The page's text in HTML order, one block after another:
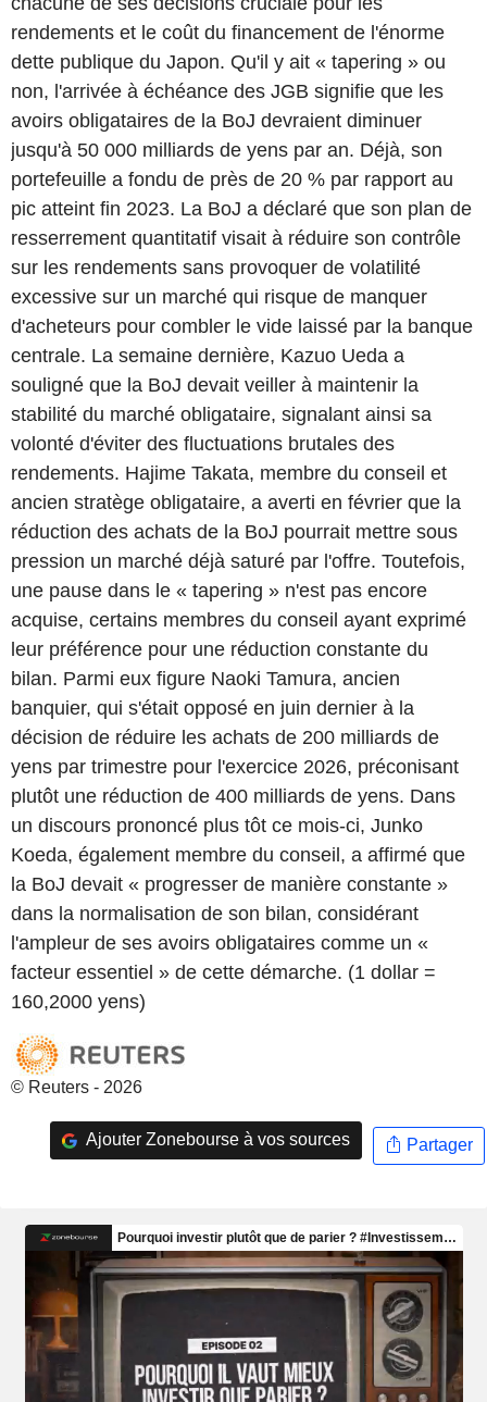
rendements et le coût du financement de l'énorme
dette publique du Japon. Qu'il y ait « tapering » ou
non, l'arrivée à échéance des JGB signifie que les
avoirs obligataires de la BoJ devraient diminuer
jusqu'à 50 000 milliards de yens par an. Déjà, son
portefeuille a fondu de près de 20 % par rapport au
pic atteint fin 2023. La BoJ a déclaré que son plan de
resserrement quantitatif visait à réduire son contrôle
sur les rendements sans provoquer de volatilité
excessive sur un marché qui risque de manquer
d'acheteurs pour combler le vide laissé par la banque
centrale. La semaine dernière, Kazuo Ueda a
souligné que la BoJ devait veiller à maintenir la
stabilité du marché obligataire, signalant ainsi sa
volonté d'éviter des fluctuations brutales des
rendements. Hajime Takata, membre du conseil et
ancien stratège obligataire, a averti en février que la
réduction des achats de la BoJ pourrait mettre sous
pression un marché déjà saturé par l'offre. Toutefois,
une pause dans le « tapering » n'est pas encore
acquise, certains membres du conseil ayant exprimé
leur préférence pour une réduction constante du
bilan. Parmi eux figure Naoki Tamura, ancien
banquier, qui s'était opposé en juin dernier à la
décision de réduire les achats de 200 milliards de
yens par trimestre pour l'exercice 2026, préconisant
plutôt une réduction de 400 milliards de yens. Dans
un discours prononcé plus tôt ce mois-ci, Junko
Koeda, également membre du conseil, a affirmé que
la BoJ devait « progresser de manière constante »
dans la normalisation de son bilan, considérant
l'ampleur de ses avoirs obligataires comme un «
facteur essentiel » de cette démarche. (1 dollar =
160,2000 yens)
© Reuters - 2026
Ajouter Zonebourse à vos sources Partager